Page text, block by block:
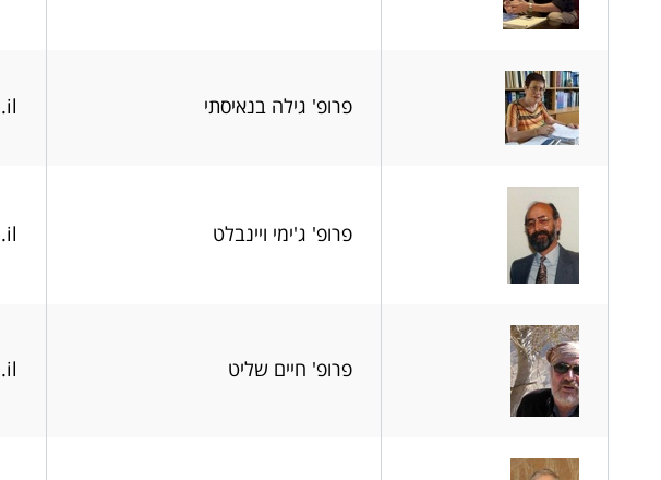
פרופ' גילה בנאיסתי
פרופ' ג'ימי ויינבלט
פרופ' חיים שליט